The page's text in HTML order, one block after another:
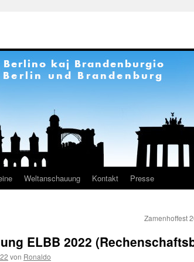
Weltanschauung Kontakt Presse
Zamenhoffest
ELBB 2022
von Ronaldo